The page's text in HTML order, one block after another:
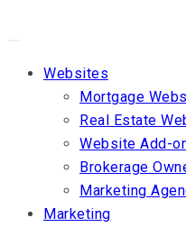
Websites
Mortgage
Real Estate
Website Add-
Brokerage
Marketing
Marketing